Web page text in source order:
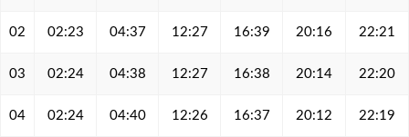
02 02:23 04:37 12:27 16:39 20:16 22:21
03 02:24 04:38 12:27 16:38 20:14 22:20
04 02:24 04:40 12:26 16:37 20:12 22:19